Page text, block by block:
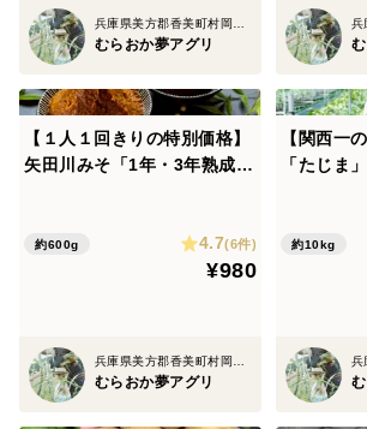
万が一、生育不良などにより出荷が困
合は、事前にご連絡のうえキャンセル
※掲載写真はイメージです。
化学合成農薬 なし
化学肥料 なし
所在地 兵庫県美方郡香美町村
連絡先 0796-80-2154
むらおか夢アグリ
【１人１回きりの特別価格】
矢田川みそ「1年・3年熟成」
約600g 4.7(6件)
¥980
兵庫県美方郡香美町村岡区原
むらおか夢アグリ
【関西一
「たじま
ｇ」【朝ど
約10kg